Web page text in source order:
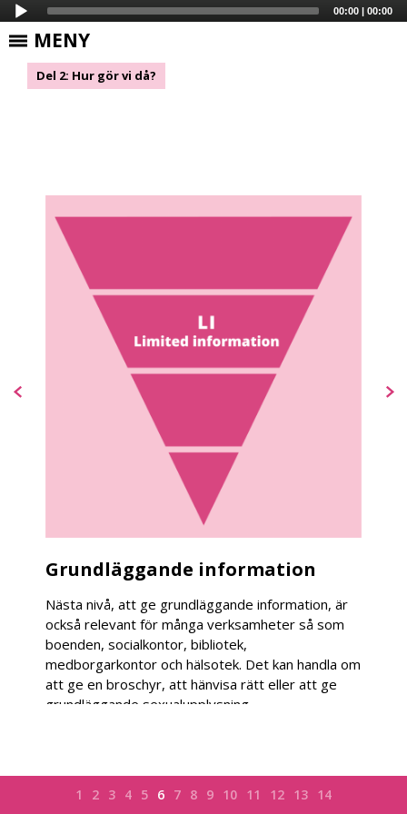
Skip to Content
MENY
Player
00:00 | 00:00
Del 2: Hur gör vi då?
Grundläggande information
Nästa nivå, att ge grundläggande information, är
också relevant för många verksamheter så som
boenden, socialkontor, bibliotek,
medborgarkontor och hälsotek. Det kan handla om
att ge en broschyr, att hänvisa rätt eller att ge
grundläggande sexualupplysning.
utsatthet?
1 2 3 4 5 6 7 8 9 10 11 12 13 14